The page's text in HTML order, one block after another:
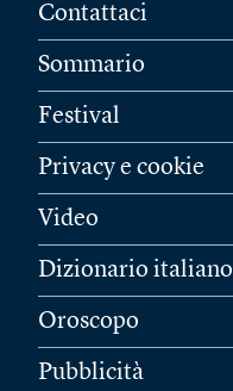
Contattaci
Sommario
Festival
Privacy e cookie
Video
Dizionario italiano
Oroscopo
Pubblicità